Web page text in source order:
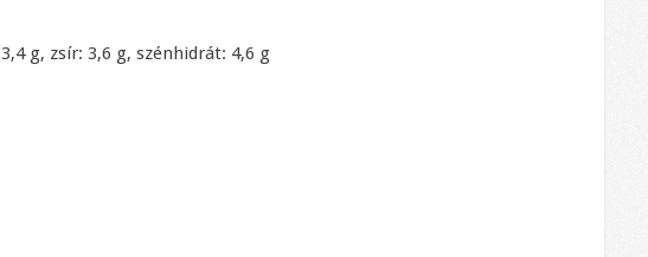
g, zsír: 3,6 g, szénhidrát: 4,6 g